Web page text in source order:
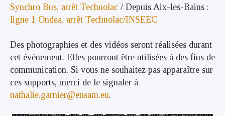
Synchro Bus, arrêt Technolac / Depuis Aix-les-Bains :
ligne 1 Ondea, arrêt Technolac/INSEEC
Des photographies et des vidéos seront réalisées durant
cet événement. Elles pourront être utilisées à des fins de
communication. Si vous ne souhaitez pas apparaître sur
ces supports, merci de le signaler à
nathalie.garnier@ensam.eu.